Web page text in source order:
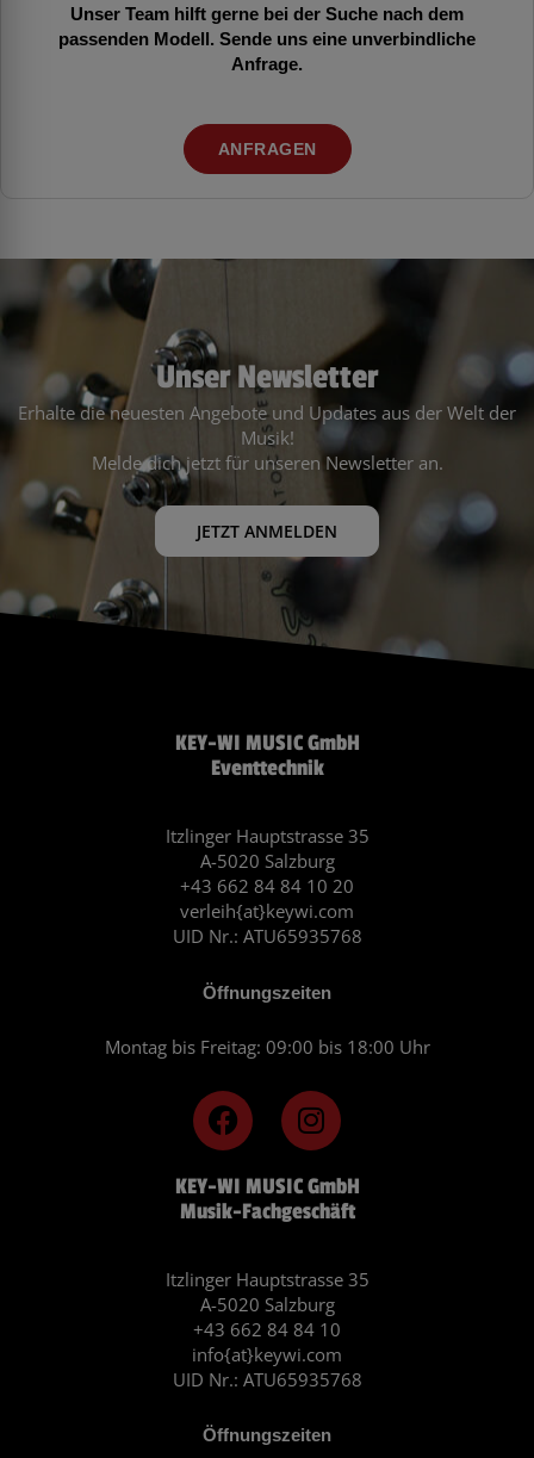
Unser Team hilft gerne bei der Suche nach dem
passenden Modell. Sende uns eine unverbindliche
Anfrage.
ANFRAGEN
Unser Newsletter
Erhalte die neuesten Angebote und Updates aus der Welt der
Musik!
Melde dich jetzt für unseren Newsletter an.
JETZT ANMELDEN
KEY-WI MUSIC GmbH
Musik-Fachgeschäft
Itzlinger Hauptstrasse 35
A-5020 Salzburg
+43 662 84 84 10
info{at}keywi.com
UID Nr.: ATU65935768
Öffnungszeiten
F
a
c
e
b
o
k
I
n
s
t
a
r
a
m
KEY-WI MUSIC GmbH
Eventtechnik
Itzlinger Hauptstrasse 35
A-5020 Salzburg
+43 662 84 84 10 20
verleih{at}keywi.com
UID Nr.: ATU65935768
Öffnungszeiten
Montag bis Freitag: 09:00 bis 18:00 Uhr